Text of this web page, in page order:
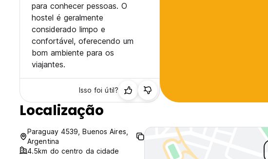
para conhecer pessoas. O
hostel é geralmente
considerado limpo e
confortável, oferecendo um
bom ambiente para os
viajantes.
Isso foi útil?
Localização
Paraguay 4539, Buenos Aires,
Argentina
4.5km do centro da cidade